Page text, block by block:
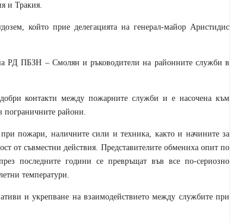
и Тракия.
който прие делегацията на генерал-майор Аристидис
РД ПБЗН – Смолян и ръководители на районните служби в
контакти между пожарните служби и е насочена към
пограничните райони.
пожари, наличните сили и техника, както и начините за
от съвместни действия. Представителите обмениха опит по
последните години се превръщат във все по-сериозно
температури.
и укрепване на взаимодействието между службите при